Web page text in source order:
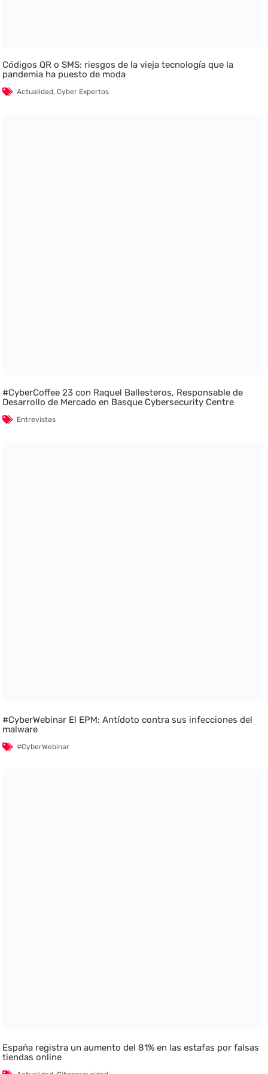
Códigos QR o SMS: riesgos de la vieja tecnología que la
pandemia ha puesto de moda
Actualidad,Cyber Expertos
#CyberCoffee 23 con Raquel Ballesteros, Responsable de
Desarrollo de Mercado en Basque Cybersecurity Centre
Entrevistas
#CyberWebinar El EPM: Antídoto contra sus infecciones del
malware
#CyberWebinar
España registra un aumento del 81% en las estafas por falsas
tiendas online